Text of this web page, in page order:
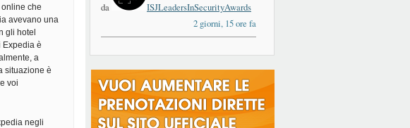
che
avevano una
gli hotel
Expedia è
a
situazione è
voi
negli
da
ISJLeadersInSecurityAwards
2 giorni, 15 ore fa